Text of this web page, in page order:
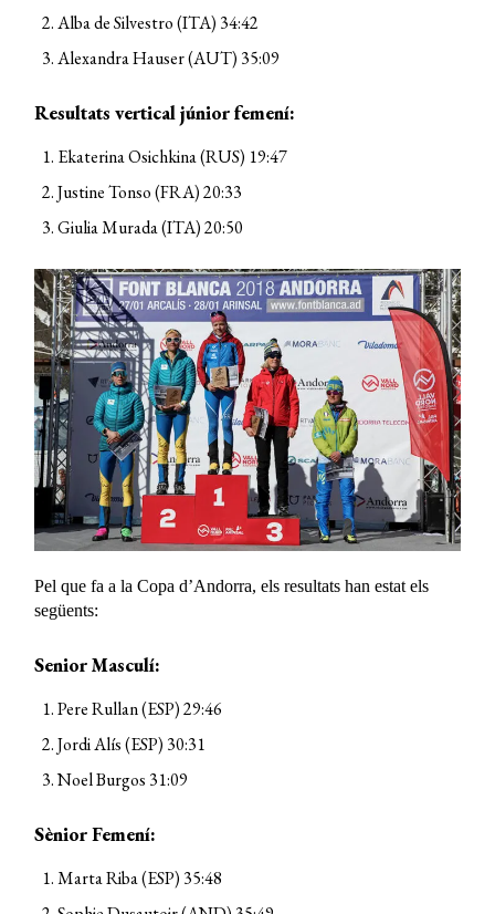
Alba de Silvestro (ITA) 34:42
Alexandra Hauser (AUT) 35:09
Resultats vertical júnior femení:
Ekaterina Osichkina (RUS) 19:47
Justine Tonso (FRA) 20:33
Giulia Murada (ITA) 20:50
Pel que fa a la Copa d’Andorra, els resultats han estat els
següents:
Senior Masculí:
Pere Rullan (ESP) 29:46
Jordi Alís (ESP) 30:31
Noel Burgos 31:09
Sènior Femení:
Marta Riba (ESP) 35:48